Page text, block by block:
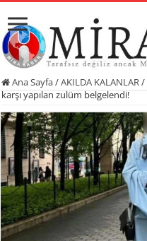
Ana Sayfa/AKILDA KALANLAR /
karşı yapılan zulüm belgelendi!